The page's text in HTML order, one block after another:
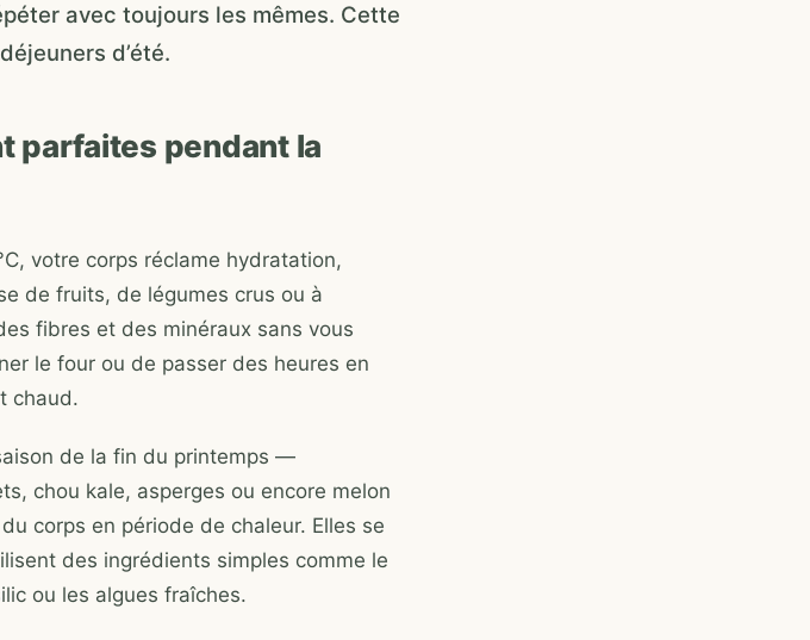
avec toujours les mêmes. Cette
d’été.
parfaites pendant la
votre corps réclame hydratation,
de fruits, de légumes crus ou à
fibres et des minéraux sans vous
le four ou de passer des heures en
chaud.
de la fin du printemps —
chou kale, asperges ou encore melon
corps en période de chaleur. Elles se
des ingrédients simples comme le
ou les algues fraîches.